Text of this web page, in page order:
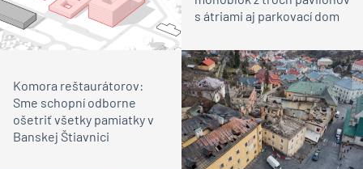
s átriami aj parkovací dom
Komora reštaurátorov:
Sme schopní odborne
ošetriť všetky pamiatky v
Banskej Štiavnici